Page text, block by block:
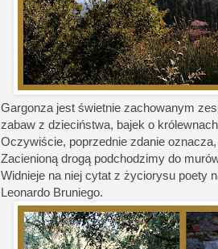
Gargonza jest świetnie zachowanym
zabaw z dzieciństwa, bajek o
Oczywiście, poprzednie zdanie
Zacienioną drogą podchodzimy do
Widnieje na niej cytat z życiorysu poety
Leonardo Bruniego.